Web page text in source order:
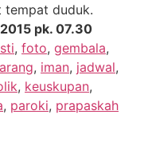
tempat duduk.
pk. 07.30
, foto, gembala,
, iman, jadwal,
, keuskupan,
, paroki, prapaskah